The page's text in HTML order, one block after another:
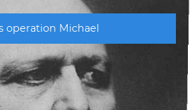
operation Michael